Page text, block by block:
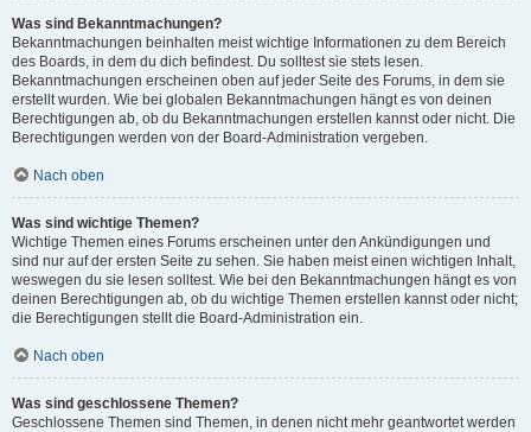
Was sind Bekanntmachungen?
Bekanntmachungen beinhalten meist wichtige Informationen zu dem Bereich
des Boards, in dem du dich befindest. Du solltest sie stets lesen.
Bekanntmachungen erscheinen oben auf jeder Seite des Forums, in dem sie
erstellt wurden. Wie bei globalen Bekanntmachungen hängt es von deinen
Berechtigungen ab, ob du Bekanntmachungen erstellen kannst oder nicht. Die
Berechtigungen werden von der Board-Administration vergeben.
Nach oben
Was sind wichtige Themen?
Wichtige Themen eines Forums erscheinen unter den Ankündigungen und
sind nur auf der ersten Seite zu sehen. Sie haben meist einen wichtigen Inhalt,
weswegen du sie lesen solltest. Wie bei den Bekanntmachungen hängt es von
deinen Berechtigungen ab, ob du wichtige Themen erstellen kannst oder nicht;
die Berechtigungen stellt die Board-Administration ein.
Nach oben
Was sind geschlossene Themen?
Geschlossene Themen sind Themen, in denen nicht mehr geantwortet werden